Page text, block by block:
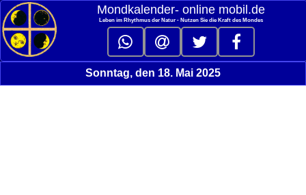
Mondkalender‑ online mobil.de
Leben im Rhythmus der Natur - Nutzen Sie die Kraft des Mondes
Sonntag, den 18. Mai 2025